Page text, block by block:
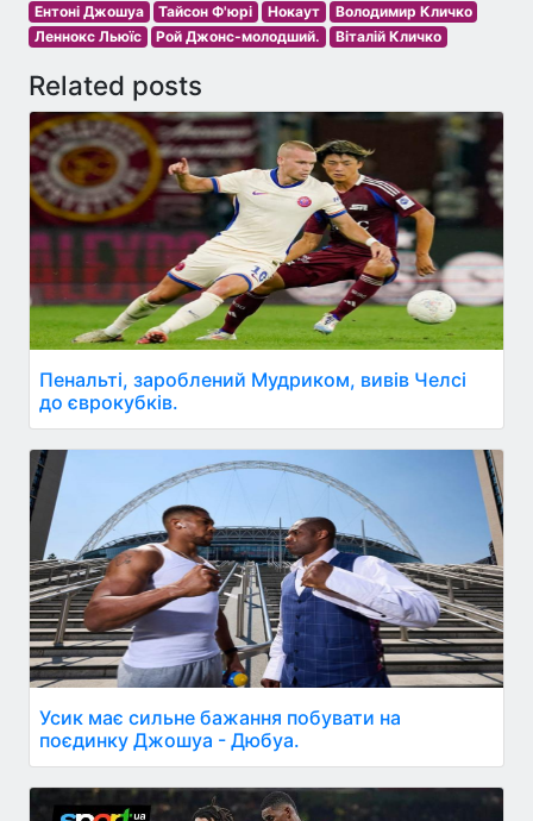
Ентоні Джошуа Тайсон Ф'юрі Нокаут
Володимир Кличко
Леннокс Льюїс
Рой Джонс-молодший. Віталій Кличко
Related posts
Пенальті, зароблений Мудриком, вивів Челсі
до єврокубків.
Усик має сильне бажання побувати на
поєдинку Джошуа - Дюбуа.